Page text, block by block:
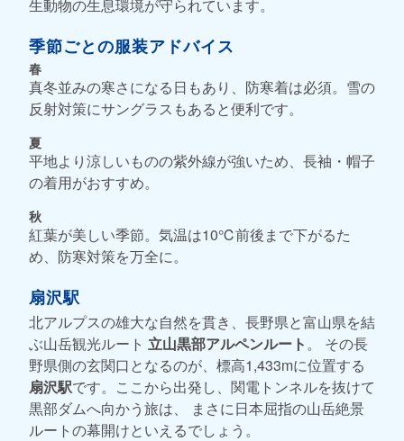
生動物の生息環境が守られています。
季節ごとの服装アドバイス
春
真冬並みの寒さになる日もあり、防寒着は必須。雪の
反射対策にサングラスもあると便利です。
夏
平地より涼しいものの紫外線が強いため、長袖・帽子
の着用がおすすめ。
秋
紅葉が美しい季節。気温は10℃前後まで下がるた
め、防寒対策を万全に。
扇沢駅
北アルプスの雄大な自然を貫き、長野県と富山県を結
ぶ山岳観光ルート 立山黒部アルペンルート。 その長
野県側の玄関口となるのが、標高1,433mに位置する
扇沢駅です。ここから出発し、関電トンネルを抜けて
黒部ダムへ向かう旅は、 まさに日本屈指の山岳絶景
ルートの幕開けといえるでしょう。